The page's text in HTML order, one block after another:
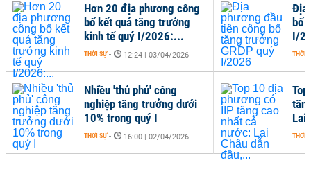
Lai
THỜI
Hơn 20 địa phương công
bố kết quả tăng trưởng
kinh tế quý I/2026:...
THỜI SỰ - 12:24 | 03/04/2026
Nhiều 'thủ phủ' công
nghiệp tăng trưởng dưới
10% trong quý I
THỜI SỰ - 16:00 | 02/04/2026
Địa
bố
I/
THỜI